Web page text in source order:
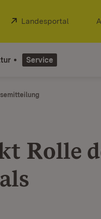
Extern:
Landesportal (Öffnet
Service
Rolle